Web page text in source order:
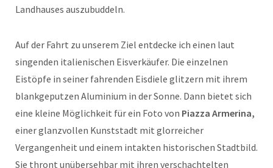
Landhauses auszubuddeln.
Auf der Fahrt zu unserem Ziel entdecke ich einen laut
singenden italienischen Eisverkäufer. Die einzelnen
Eistöpfe in seiner fahrenden Eisdiele glitzern mit ihrem
blankgeputzen Aluminium in der Sonne. Dann bietet sich
eine kleine Möglichkeit für ein Foto von Piazza Armerina,
einer glanzvollen Kunststadt mit glorreicher
Vergangenheit und einem intakten historischen Stadtbild.
Sie thront unübersehbar mit ihren verschachtelten